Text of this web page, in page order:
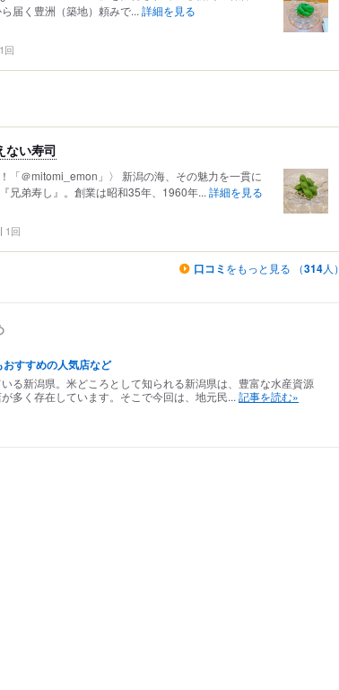
届く豊洲（築地）頼みで... 詳細を見る
1回
ない寿司
「＠mitomi_emon」〉 新潟の海、その魅力を一貫に
兄弟寿し』。創業は昭和35年、1960年... 詳細を見る
1回
口コミ をもっと見る （314人）
すすめの人気店など
る新潟県。米どころとして知られる新潟県は、豊富な水産資源
多く存在しています。そこで今回は、地元民... 記事を読む»